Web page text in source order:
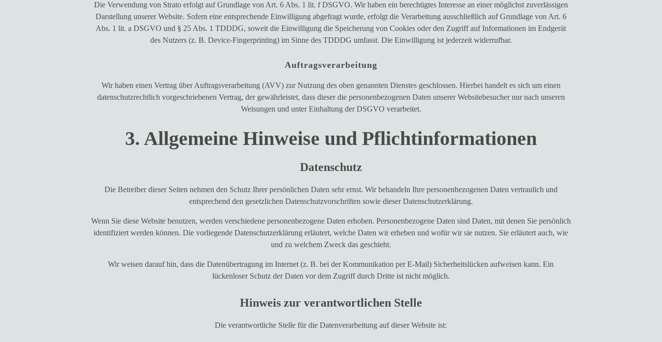
Die Verwendung von Strato erfolgt auf Grundlage von Art. 6 Abs. 1 lit. f DSGVO. Wir haben ein berechtigtes Interesse an einer möglichst zuverlässigen
Darstellung unserer Website. Sofern eine entsprechende Einwilligung abgefragt wurde, erfolgt die Verarbeitung ausschließlich auf Grundlage von Art. 6
Abs. 1 lit. a DSGVO und § 25 Abs. 1 TDDDG, soweit die Einwilligung die Speicherung von Cookies oder den Zugriff auf Informationen im Endgerät
des Nutzers (z. B. Device-Fingerprinting) im Sinne des TDDDG umfasst. Die Einwilligung ist jederzeit widerrufbar.
Auftragsverarbeitung
Wir haben einen Vertrag über Auftragsverarbeitung (AVV) zur Nutzung des oben genannten Dienstes geschlossen. Hierbei handelt es sich um einen
datenschutzrechtlich vorgeschriebenen Vertrag, der gewährleistet, dass dieser die personenbezogenen Daten unserer Websitebesucher nur nach unseren
Weisungen und unter Einhaltung der DSGVO verarbeitet.
3. Allgemeine Hinweise und Pflicht­informationen
Datenschutz
Die Betreiber dieser Seiten nehmen den Schutz Ihrer persönlichen Daten sehr ernst. Wir behandeln Ihre personenbezogenen Daten vertraulich und
entsprechend den gesetzlichen Datenschutzvorschriften sowie dieser Datenschutzerklärung.
Wenn Sie diese Website benutzen, werden verschiedene personenbezogene Daten erhoben. Personenbezogene Daten sind Daten, mit denen Sie persönlich
identifiziert werden können. Die vorliegende Datenschutzerklärung erläutert, welche Daten wir erheben und wofür wir sie nutzen. Sie erläutert auch, wie
und zu welchem Zweck das geschieht.
Wir weisen darauf hin, dass die Datenübertragung im Internet (z. B. bei der Kommunikation per E-Mail) Sicherheitslücken aufweisen kann. Ein
lückenloser Schutz der Daten vor dem Zugriff durch Dritte ist nicht möglich.
Hinweis zur verantwortlichen Stelle
Die verantwortliche Stelle für die Datenverarbeitung auf dieser Website ist: